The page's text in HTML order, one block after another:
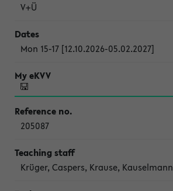
V+Ü
Mon 15-17 [12.10.2026-05.02.2027]
205087
Krüger, Caspers, Krause, Kauselmann